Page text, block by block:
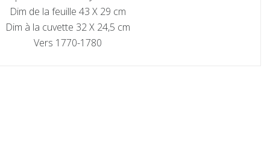
Dim de la feuille 43 X 29 cm
Dim à la cuvette 32 X 24,5 cm
Vers 1770-1780